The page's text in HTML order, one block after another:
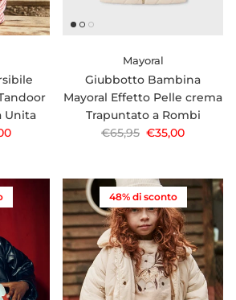
Unita
di vendita
Mayoral
Giubbotto Bambina
Mayoral Effetto Pelle crema
Trapuntato a Rombi
Prezzo normale
€65,95 Prezzo di
€35,00
48% di sconto